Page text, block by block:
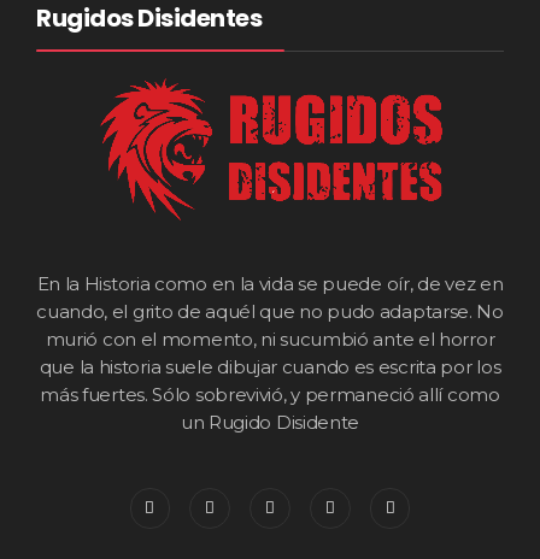
Rugidos Disidentes
En la Historia como en la vida se puede oír, de vez en
cuando, el grito de aquél que no pudo adaptarse. No
murió con el momento, ni sucumbió ante el horror
que la historia suele dibujar cuando es escrita por los
más fuertes. Sólo sobrevivió, y permaneció allí como
un Rugido Disidente